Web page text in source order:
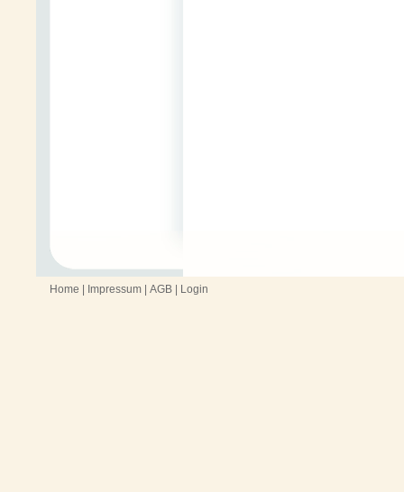
Home Impressum AGB Login